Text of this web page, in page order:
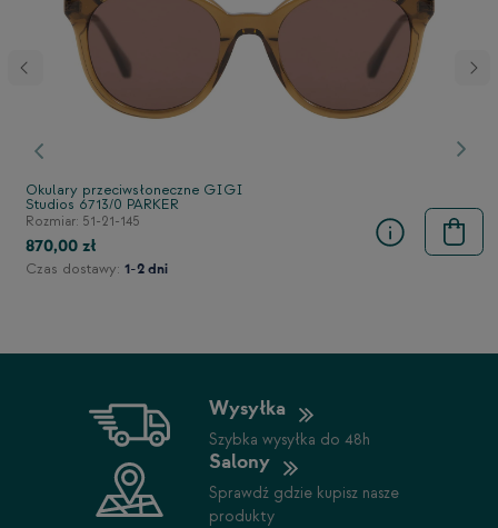
Poprzedni
Okulary przeciwsłoneczne GIGI
Studios 6713/0 PARKER
Rozmiar: 51-21-145
870,00 zł
Czas dostawy: 1-2 dni
Wysyłka
Szybka wysyłka do 48h
Salony
Sprawdź gdzie kupisz nasze
produkty